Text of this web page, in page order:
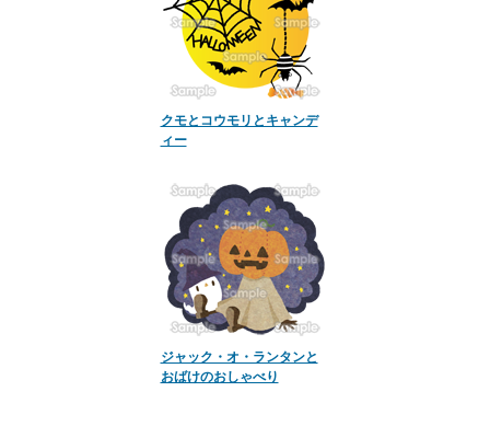
クモとコウモリとキャンデ
ィー
ジャック・オ・ランタンと
おばけのおしゃべり